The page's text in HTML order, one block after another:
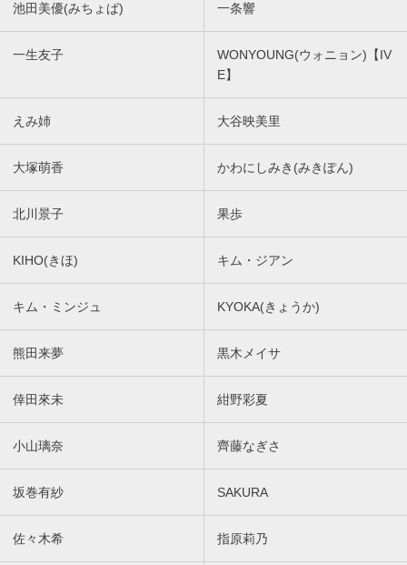
池田美優(みちょぱ) 一条響
一生友子
WONYOUNG(ウォニョン)【IV
E】
えみ姉 大谷映美里
大塚萌香 かわにしみき(みきぽん)
北川景子 果歩
KIHO(きほ) キム・ジアン
キム・ミンジュ KYOKA(きょうか)
熊田来夢 黒木メイサ
倖田來未 紺野彩夏
小山璃奈 齊藤なぎさ
坂巻有紗 SAKURA
佐々木希 指原莉乃